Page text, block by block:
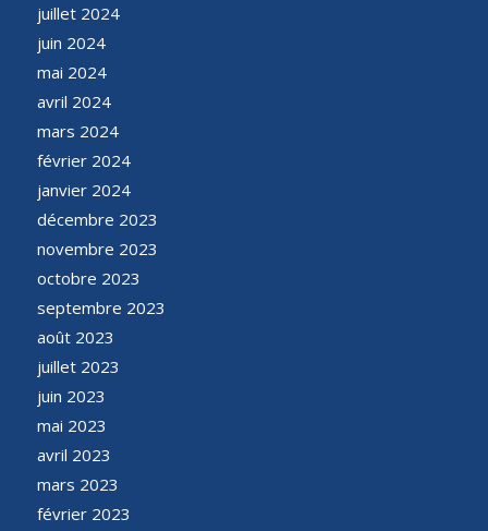
juillet 2024
juin 2024
mai 2024
avril 2024
mars 2024
février 2024
janvier 2024
décembre 2023
novembre 2023
octobre 2023
septembre 2023
août 2023
juillet 2023
juin 2023
mai 2023
avril 2023
mars 2023
février 2023